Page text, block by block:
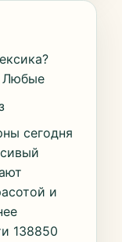
Любые
сегодня
и
138850